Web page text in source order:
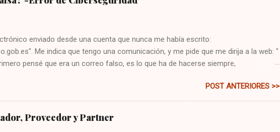
enviado desde una cuenta que nunca me había escrito:
Me indica que tengo una comunicación, y me pide que me dirija a la web: "
pensé que era un correo falso, es lo que ha de hacerse siempre,
iba a esperar que el gobierno cree una web sin el subnominio ".gob", eso sería
Abrí la web para investigarla después de copiarla en texto, revisar la
un navegador seguro. Sorpresa, todo parece correcto. Incluso tiene un cartel que
con fondos Next Generation, que son los fondos para la recuperación
POST ANTERIORES >>
Proveedor y Partner